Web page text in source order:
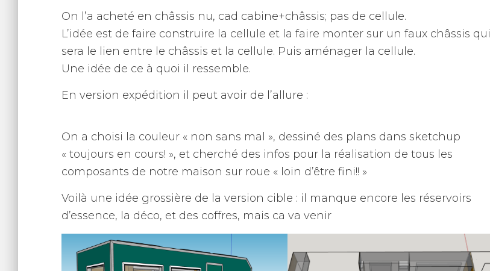
On l’a acheté en châssis nu, cad cabine+châssis; pas de cellule.
L’idée est de faire construire la cellule et la faire monter sur un faux châssis qui
sera le lien entre le châssis et la cellule. Puis aménager la cellule.
Une idée de ce à quoi il ressemble.
En version expédition il peut avoir de l’allure :
On a choisi la couleur « non sans mal », dessiné des plans dans sketchup
« toujours en cours! », et cherché des infos pour la réalisation de tous les
composants de notre maison sur roue « loin d’être fini!! »
Voilà une idée grossière de la version cible : il manque encore les réservoirs
d’essence, la déco, et des coffres, mais ca va venir